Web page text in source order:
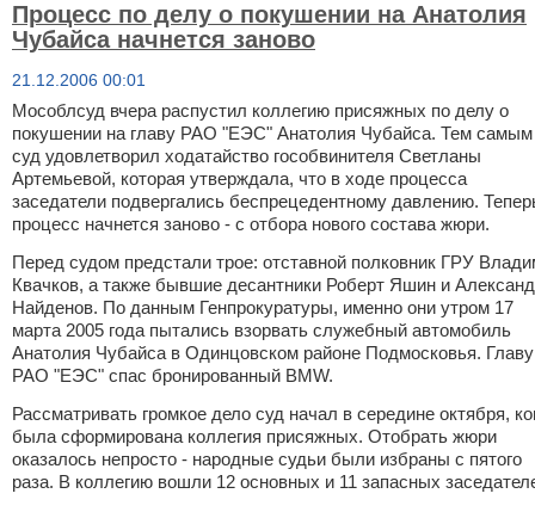
Процесс по делу о покушении на Анатолия
Чубайса начнется заново
21.12.2006 00:01
Мособлсуд вчера распустил коллегию присяжных по делу о
покушении на главу РАО "ЕЭС" Анатолия Чубайса. Тем самым
суд удовлетворил ходатайство гособвинителя Светланы
Артемьевой, которая утверждала, что в ходе процесса
заседатели подвергались беспрецедентному давлению.
процесс начнется заново - с отбора нового состава жюри.
Перед судом предстали трое: отставной полковник ГРУ
Квачков, а также бывшие десантники Роберт Яшин и
Найденов. По данным Генпрокуратуры, именно они утром 17
марта 2005 года пытались взорвать служебный автомобиль
Анатолия Чубайса в Одинцовском районе Подмосковья. Главу
РАО "ЕЭС" спас бронированный BMW.
Рассматривать громкое дело суд начал в середине октября,
была сформирована коллегия присяжных. Отобрать жюри
оказалось непросто - народные судьи были избраны с пятого
раза. В коллегию вошли 12 основных и 11 запасных